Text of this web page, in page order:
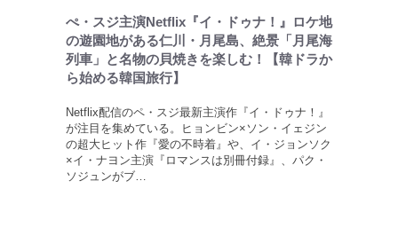
ぺ・スジ主演Netflix『イ・ドゥナ！』ロケ地
の遊園地がある仁川・月尾島、絶景「月尾海
列車」と名物の貝焼きを楽しむ！【韓ドラか
ら始める韓国旅行】
Netflix配信のペ・スジ最新主演作『イ・ドゥナ！』
が注目を集めている。ヒョンビン×ソン・イェジン
の超大ヒット作『愛の不時着』や、イ・ジョンソク
×イ・ナヨン主演『ロマンスは別冊付録』、パク・
ソジュンがブ…